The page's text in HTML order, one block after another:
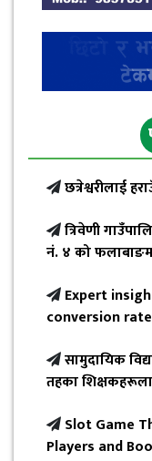
छत्रेश्वरीलाई
त्रिवेणी
नं. ४ को
Expert
conversion
सामुदायिक
तहका
Slot Game
Players and